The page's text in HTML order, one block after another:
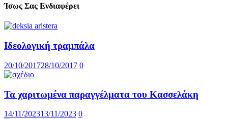
Ίσως Σας Ενδιαφέρει
Ιδεολογική τραμπάλα
20/10/201728/10/2017 0
Τα χαριτωμένα παραγγέλματα του Κασσελάκη
14/11/202313/11/2023 0